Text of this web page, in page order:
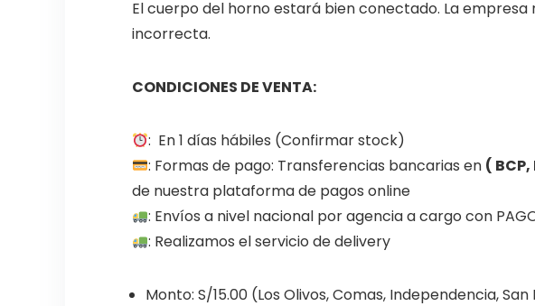
El cuerpo del horno estará bien conectado. La
incorrecta.
CONDICIONES DE VENTA:
: En 1 días hábiles (Confirmar stock)
: Formas de pago: Transferencias bancarias en ( BCP,
de nuestra plataforma de pagos online
: Envíos a nivel nacional por agencia a cargo con PAGO
: Realizamos el servicio de delivery
Monto: S/15.00 (Los Olivos, Comas, Independencia,